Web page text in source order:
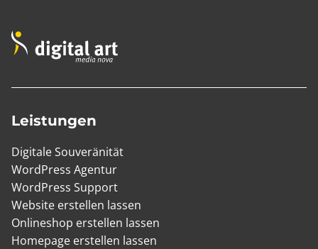
Leistungen
Digitale Souveränität
WordPress Agentur
WordPress Support
Website erstellen lassen
Onlineshop erstellen lassen
Homepage erstellen lassen